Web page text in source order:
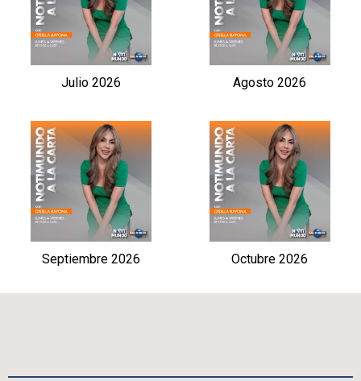
Julio 2026 Agosto 2026
Septiembre 2026 Octubre 2026